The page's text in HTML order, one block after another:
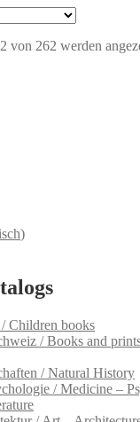
von 262 werden
)
Children books
/ Books and
/ Natural History
/ Medicine –